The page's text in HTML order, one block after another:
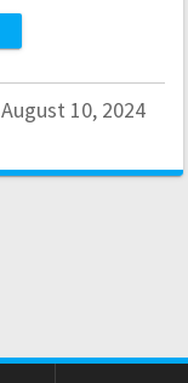
August 10, 2024